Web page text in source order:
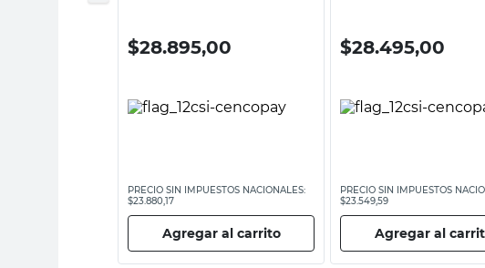
$28.895,00
PRECIO SIN IMPUESTOS NACIONALES:
$23.880,17
Agregar al carrito
$28.495,00
PRECIO SIN IMPUESTOS
$23.549,59
Agregar al